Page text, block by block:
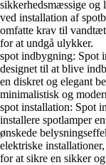
sikkerhedsmæssige og
ved installation af
omfatte krav til
for at undgå ulykker.
spot indbygning: Spot
designet til at blive
en diskret og elegant
minimalistisk og
spot installation: Spot
installere spotlamper
ønskede
elektriske
for at sikre en sikker